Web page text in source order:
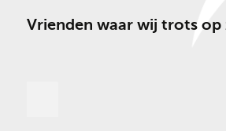
Vrienden waar wij trots op